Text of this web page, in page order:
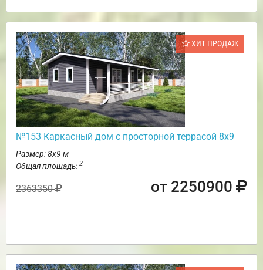
ХИТ ПРОДАЖ
№153 Каркасный дом с просторной террасой 8х9
Размер: 8х9 м
Общая площадь: 2
2363350 от 2250900